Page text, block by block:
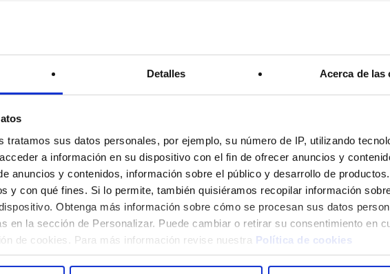
Detalles Acerca de las
tratamos sus datos personales, por ejemplo, su número de IP, utilizando
a información en su dispositivo con el fin de ofrecer anuncios y
anuncios y contenidos, información sobre el público y desarrollo de
y con qué fines. Si lo permite, también quisiéramos recopilar información
Obtenga más información sobre cómo se procesan sus datos
en la sección de Personalizar. Puede cambiar o retirar su consentimiento en
de cookies. Para más información revise nuestra Política de cookies
la audiencia del sector Automoción
recabados, el
mientras que el otro 38% son mujeres; elrango de edadcon
el sector es de 35-44 años.
áreas geográficas se ha comprobado que el sur de España
noroeste con un 21% y la Comunidad de Madrid con un 16%.
un 45% de los usuarios del sector automoción se definen como
que acceden a la red de forma constante y consumen servicios